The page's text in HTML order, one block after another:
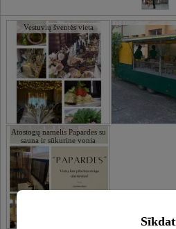
Vestuvių šventės vieta
Atostogų namelis Papardes su
sauna ir sūkurine vonia